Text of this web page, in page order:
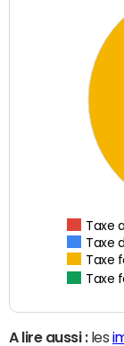
Taxe
Taxe
Taxe
Taxe
A lire aussi :les